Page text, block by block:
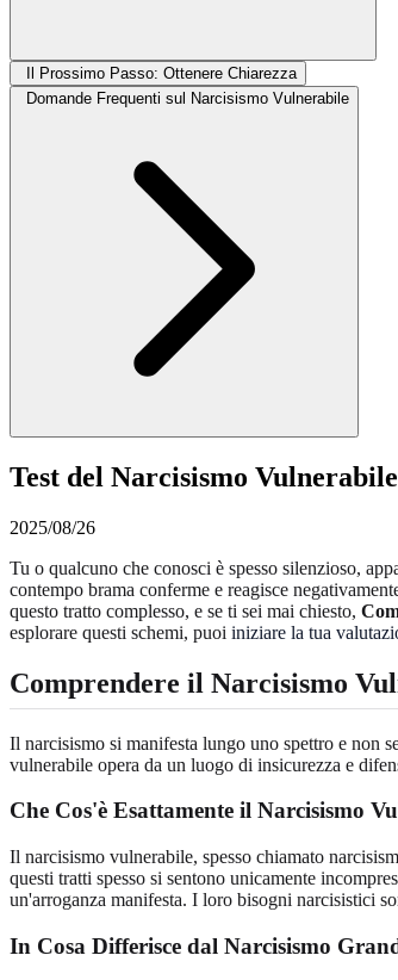
Il Prossimo Passo: Ottenere Chiarezza
Domande Frequenti sul Narcisismo Vulnerabile
Test del Narcisismo
2025/08/26
Tu o qualcuno che conosci è spesso silenzioso,
contempo brama conferme e reagisce
questo tratto complesso, e se ti sei mai chiesto,
esplorare questi schemi, puoi iniziare la tua
Comprendere il Narcisismo
Il narcisismo si manifesta lungo uno spettro e non
vulnerabile opera da un luogo di insicurezza e
Che Cos'è Esattamente il Narcisismo
Il narcisismo vulnerabile, spesso chiamato
questi tratti spesso si sentono unicamente
un'arroganza manifesta. I loro bisogni narcisistici
In Cosa Differisce dal Narcisismo